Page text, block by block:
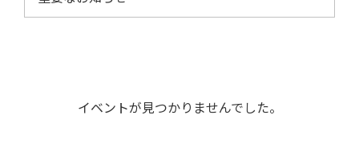
イベントが見つかりませんでした。